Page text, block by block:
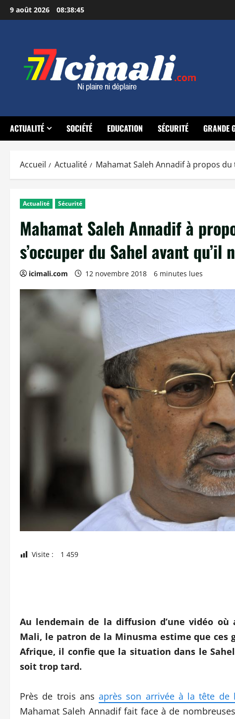
Aller
au
9 août 2026 08:38:46
ACTUALITÉ SOCIÉTÉ EDUCATION SÉCURITÉ GRANDE
Accueil Actualité Mahamat Saleh Annadif à propos
Actualité Sécurité
Mahamat Saleh Annadif à
s’occuper du Sahel avant
icimali.com 12 novembre 2018 6 minutes lues
Visite : 1 459
Au lendemain de la diffusion d’une vidéo
Mali, le patron de la Minusma estime que ces
Afrique, il confie que la situation dans le
soit trop tard.
Près de trois ansaprès son arrivée à la tête de
Mahamat Saleh Annadif fait face à de